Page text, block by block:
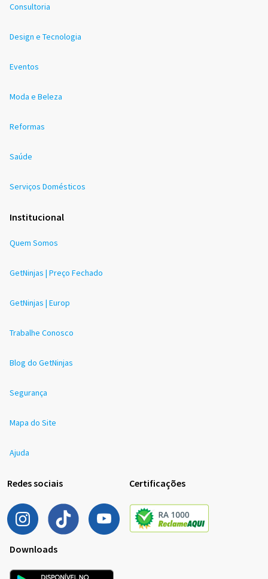
Consultoria
Design e Tecnologia
Eventos
Moda e Beleza
Reformas
Saúde
Serviços Domésticos
Institucional
Quem Somos
GetNinjas | Preço Fechado
GetNinjas | Europ
Trabalhe Conosco
Blog do GetNinjas
Segurança
Mapa do Site
Ajuda
Redes sociais Certificações
Downloads